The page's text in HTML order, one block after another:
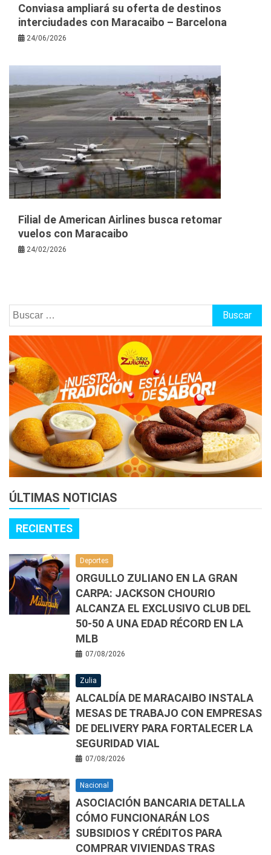
Conviasa ampliará su oferta de destinos
interciudades con Maracaibo – Barcelona
24/06/2026
Filial de American Airlines busca retomar
vuelos con Maracaibo
24/02/2026
Buscar:
ÚLTIMAS NOTICIAS
RECIENTES
Deportes
ORGULLO ZULIANO EN LA GRAN
CARPA: JACKSON CHOURIO
ALCANZA EL EXCLUSIVO CLUB DEL
50-50 A UNA EDAD RÉCORD EN LA
MLB
07/08/2026
Zulia
ALCALDÍA DE MARACAIBO INSTALA
MESAS DE TRABAJO CON EMPRESAS
DE DELIVERY PARA FORTALECER LA
SEGURIDAD VIAL
07/08/2026
Nacional
ASOCIACIÓN BANCARIA DETALLA
CÓMO FUNCIONARÁN LOS
SUBSIDIOS Y CRÉDITOS PARA
COMPRAR VIVIENDAS TRAS